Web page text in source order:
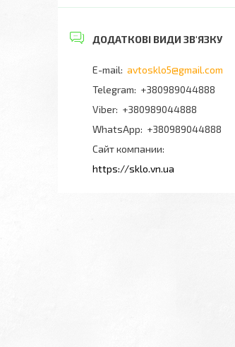
avtosklo5@gmail.com
+380989044888
+380989044888
+380989044888
Сайт компании
https://sklo.vn.ua